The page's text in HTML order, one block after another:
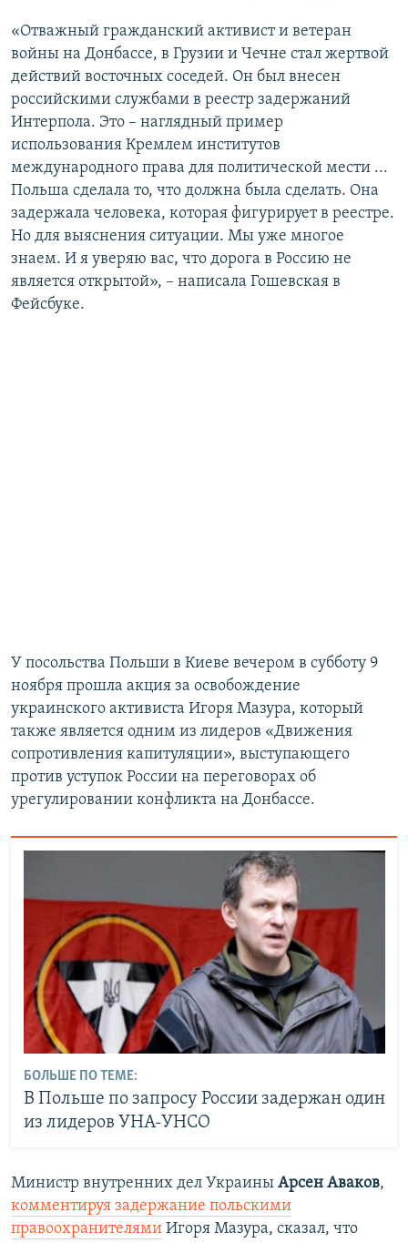
«Отважный гражданский активист и ветеран
войны на Донбассе, в Грузии и Чечне стал жертвой
действий восточных соседей. Он был внесен
российскими службами в реестр задержаний
Интерпола. Это – наглядный пример
использования Кремлем институтов
международного права для политической мести ...
Польша сделала то, что должна была сделать. Она
задержала человека, которая фигурирует в реестре.
Но для выяснения ситуации. Мы уже многое
знаем. И я уверяю вас, что дорога в Россию не
является открытой», – написала Гошевская в
Фейсбуке.
У посольства Польши в Киеве вечером в субботу 9
ноября прошла акция за освобождение
украинского активиста Игоря Мазура, который
также является одним из лидеров «Движения
сопротивления капитуляции», выступающего
против уступок России на переговорах об
урегулировании конфликта на Донбассе.
БОЛЬШЕ ПО ТЕМЕ:
В Польше по запросу России задержан один
из лидеров УНА-УНСО
Министр внутренних дел Украины Арсен Аваков,
комментируя задержание польскими
правоохранителями Игоря Мазура, сказал, что